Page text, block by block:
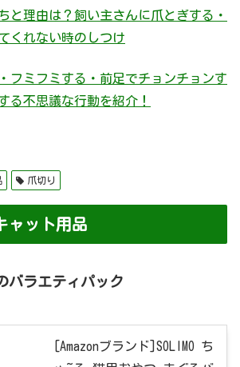
と理由は？飼い主さんに爪とぎする・
くれない時のしつけ
フミフミする・前足でチョンチョンす
る不思議な行動を紹介！
爪切り
ャット用品
バラエティパック
[Amazonブランド]SOLIMO ち